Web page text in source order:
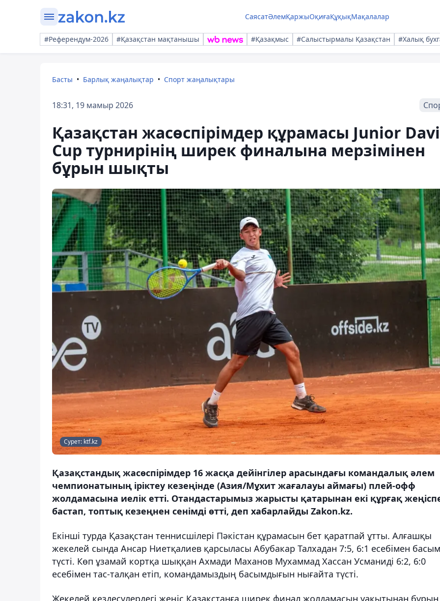
СаясатӘлемҚаржыОқиғаҚұқықМақалалар
#Референдум-2026 #Қазақстан мақтанышы #Қазақмыс #Салыстырмалы Қазақстан #Халық
Басты Барлық жаңалықтар Спорт жаңалықтары
18:31, 19 мамыр 2026
Қазақстан жасөспірімдер құрамасы Junior
Cup турнирінің ширек финалына мерзімінен
бұрын шықты
Сурет: ktf.kz
Қазақстандық жасөспірімдер 16 жасқа дейінгілер арасындағы командалық әлем
чемпионатының іріктеу кезеңінде (Азия/Мұхит жағалауы аймағы) плей-офф
жолдамасына иелік етті. Отандастарымыз жарысты қатарынан екі құрғақ
бастап, топтық кезеңнен сенімді өтті, деп хабарлайды Zakon.kz.
Екінші турда Қазақстан теннисшілері Пәкістан құрамасын бет қаратпай ұтты. Алғашқы
жекелей сында Ансар Ниетқалиев қарсыласы Абубакар Талхадан 7:5, 6:1 есебімен басым
түсті. Көп ұзамай кортқа шыққан Ахмади Маханов Мухаммад Хассан Усманиді 6:2, 6:0
есебімен тас-талқан етіп, командамыздың басымдығын нығайта түсті.
Жекелей кездесулердегі жеңіс Қазақстанға ширек финал жолдамасын уақытынан бұрын